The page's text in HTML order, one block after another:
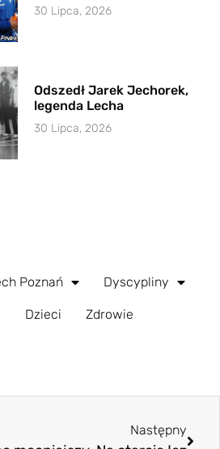
30 Lipca, 2026
Odszedł Jarek Jechorek,
legenda Lecha
30 Lipca, 2026
Poznań Dyscypliny
Dzieci Zdrowie
Następny